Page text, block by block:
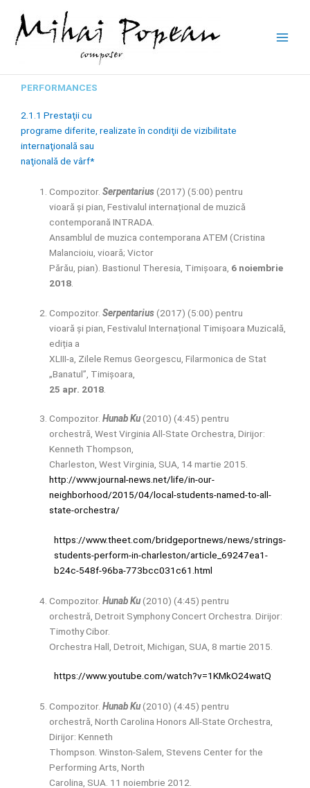
content
PERFORMANCES
2.1.1 Prestaţii cu
programe diferite, realizate în condiţii de vizibilitate
internaţională sau
naţională de vârf*
Compozitor.Serpentarius(2017) (5:00) pentru
vioară și pian, Festivalul internațional de muzică
contemporană INTRADA.
Ansamblul de muzica contemporana ATEM (Cristina
Malancioiu, vioară; Victor
Părău, pian). Bastionul Theresia, Timișoara, 6 noiembrie
2018.
Compozitor.Serpentarius(2017) (5:00) pentru
vioară și pian, Festivalul Internațional Timișoara Muzicală,
ediția a
XLIII-a, Zilele Remus Georgescu, Filarmonica de Stat
„Banatul”, Timișoara,
25 apr. 2018
Compozitor.Hunab Ku(2010) (4:45) pentru
orchestră, West Virginia All-State Orchestra, Dirijor:
Kenneth Thompson,
Charleston, West Virginia, SUA, 14 martie 2015.
http://www.journal-news.net/life/in-our-
neighborhood/2015/04/local-students-named-to-all-
state-orchestra/
https://www.theet.com/bridgeportnews/news/strings-
students-perform-in-charleston/article_69247ea1-
b24c-548f-96ba-773bcc031c61.html
Compozitor.Hunab Ku(2010) (4:45) pentru
orchestră, Detroit Symphony Concert Orchestra. Dirijor:
Timothy Cibor.
Orchestra Hall, Detroit, Michigan, SUA, 8 martie 2015.
https://www.youtube.com/watch?v=1KMkO24watQ
Compozitor.Hunab Ku(2010) (4:45) pentru
orchestră, North Carolina Honors All-State Orchestra,
Dirijor: Kenneth
Thompson. Winston-Salem, Stevens Center for the
Performing Arts, North
Carolina, SUA. 11 noiembrie 2012.